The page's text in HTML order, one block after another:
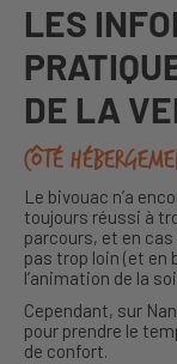
LES
DE LA
Côté
Le bivouac n’a
toujours réussi à
parcours, et en
pas trop loin (et
l’animation de la
Cependant, sur
pour prendre le
de confort.